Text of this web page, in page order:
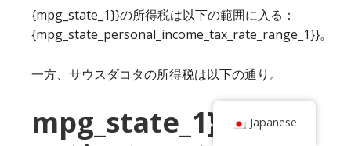
{mpg_state_1}}の所得税は以下の範囲に入る：
{mpg_state_personal_income_tax_rate_range_1}}。
一方、サウスダコタの所得税は以下の通り。
mpg_state_1}}とサウ
Japanese